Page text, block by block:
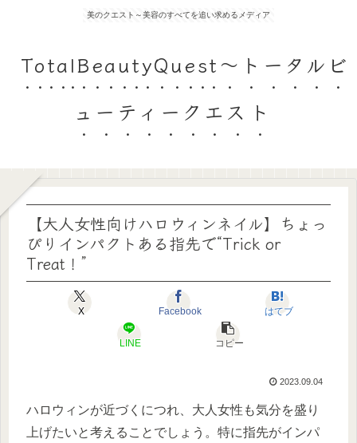
美のクエスト～美容のすべてを追い求めるメディア
TotalBeautyQuest～トータルビ
ューティークエスト
【大人女性向けハロウィンネイル】ちょっ
ぴりインパクトある指先で“Trick or
Treat！”
X Facebook はてブ
LINE コピー
2023.09.04
ハロウィンが近づくにつれ、大人女性も気分を盛り
上げたいと考えることでしょう。特に指先がインパ